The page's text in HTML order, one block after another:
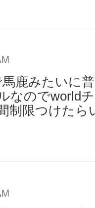
鹿みたいに
なのでworld
制限つけた